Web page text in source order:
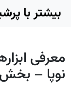
Skip to main content
بیشتر با
معرفی
نوپا –